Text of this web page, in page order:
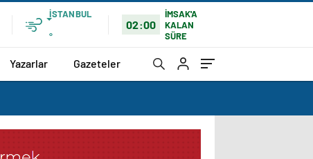
İSTANBUL
°
02:00
İMSAK'A
KALAN
SÜRE
Yazarlar Gazeteler